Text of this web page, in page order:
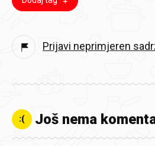
Prijavi neprimjeren
:( Još nema